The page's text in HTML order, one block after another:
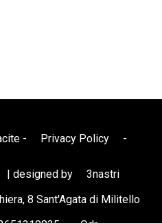
- Privacy Policy -
| designed by
3nastri
8 Sant'Agata di Militello